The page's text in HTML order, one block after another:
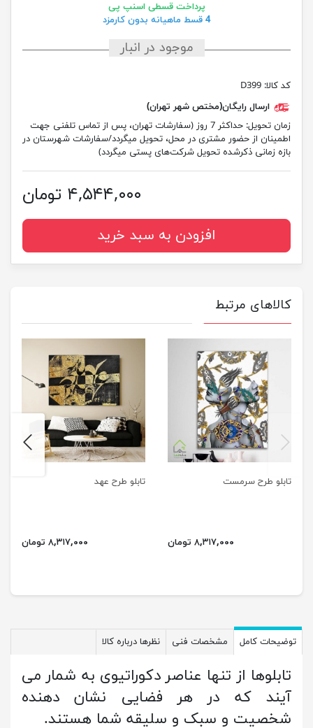
پرداخت قسطی اسنپ پی
4 قسط ماهیانه بدون کارمزد
موجود در انبار
کد کالا: D399
ارسال رایگان(مختص شهر تهران)
زمان تحویل:
حداکثر 7 روز (سفارشات تهران، پس از تماس تلفنی جهت
اطمینان از حضور مشتری در محل، تحویل میگردد/سفارشات شهرستان در
بازه زمانی ذکرشده تحویل شرکت‌های پستی میگردد)
۴,۵۴۴,۰۰۰ تومان
افزودن به سبد خرید
کالاهای مرتبط
تابلو طرح سرمست
۸,۳۱۷,۰۰۰ تومان
تابلو طرح عهد
۸,۳۱۷,۰۰۰ تومان
previus
توضیحات کامل مشخصات فنی نظرها درباره کالا
تابلوها از تنها عناصر دکوراتیوی به شمار می
آیند که در هر فضایی نشان دهنده
شخصیت و سبک و سلیقه شما هستند.